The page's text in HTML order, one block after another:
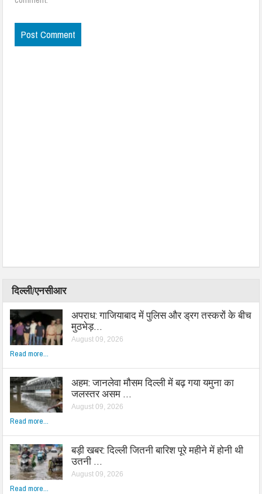
दिल्ली/एनसीआर
अपराध: गाजियाबाद में पुलिस और ड्रग तस्करों के बीच
मुठभेड़…
August 09, 2026
Read more...
अहम: जानलेवा मौसम दिल्ली में बढ़ गया यमुना का
जलस्तर असम …
August 09, 2026
Read more...
बड़ी खबर: दिल्ली जितनी बारिश पूरे महीने में होनी थी
उतनी …
August 09, 2026
Read more...